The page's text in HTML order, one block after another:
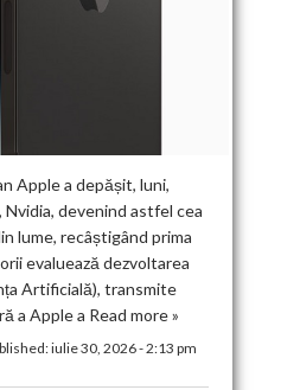
Apple a depășit, luni,
devenind astfel cea
lume, recâștigând prima
evaluează dezvoltarea
Artificială), transmite
a Apple a Read more »
iulie 30, 2026 - 2:13 pm